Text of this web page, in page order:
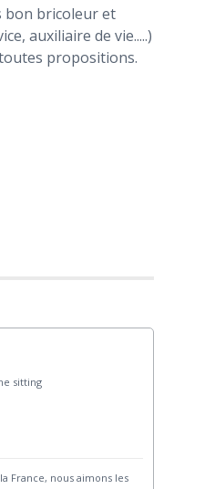
bon bricoleur et
auxiliaire de vie.....)
propositions.
sitting
France, nous aimons les